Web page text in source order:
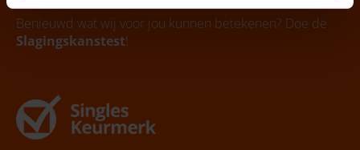
Benieuwd wat wij voor jou kunnen betekenen? Doe de
Slagingskanstest!